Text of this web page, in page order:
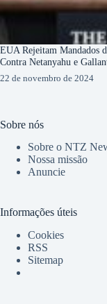
EUA Rejeitam Mandados
Contra Netanyahu e
22 de novembro de 2024
Sobre nós
Sobre o NTZ
Nossa missão
Anuncie
Informações úteis
Cookies
RSS
Sitemap